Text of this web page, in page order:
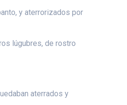
y aterrorizados por
lúgubres, de rostro
aterrados y